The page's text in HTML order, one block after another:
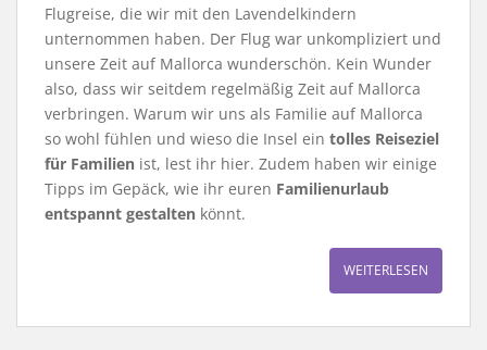
Flugreise, die wir mit den Lavendelkindern
unternommen haben. Der Flug war unkompliziert und
unsere Zeit auf Mallorca wunderschön. Kein Wunder
also, dass wir seitdem regelmäßig Zeit auf Mallorca
verbringen. Warum wir uns als Familie auf Mallorca
so wohl fühlen und wieso die Insel ein tolles Reiseziel
für Familien ist, lest ihr hier. Zudem haben wir einige
Tipps im Gepäck, wie ihr euren Familienurlaub
entspannt gestalten könnt.
WEITERLESEN